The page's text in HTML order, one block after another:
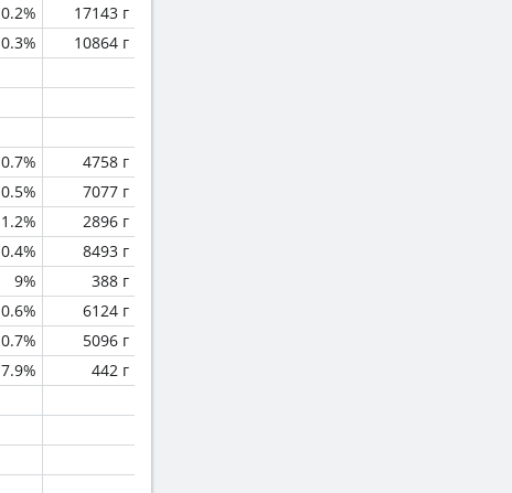
0.2%
17143 г
0.3%
10864 г
0.7%
4758 г
0.5%
7077 г
1.2%
2896 г
0.4%
8493 г
9%
388 г
0.6%
6124 г
0.7%
5096 г
7.9% 442 г